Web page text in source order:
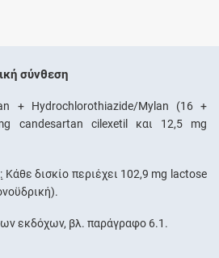
σύνθεση
+ Hydrochlorothiazide/Mylan (16 +
candesartan cilexetil και 12,5 mg
Κάθε δισκίο περιέχει 102,9 mg lactose
εκδόχων, βλ. παράγραφο 6.1.